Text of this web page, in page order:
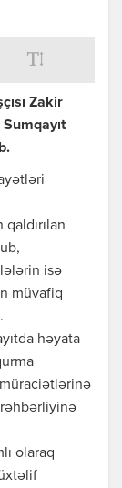
Zakir
isə
müvafiq
həyata
müraciətlərinə
rəhbərliyinə
olaraq